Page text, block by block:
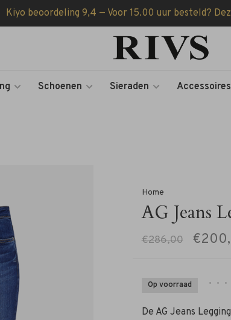
Kiyo beoordeling 9,4 — Voor 15.00 uur besteld?
Schoenen Sieraden Accessoires
Home
AG Jeans
€286,00
Op voorraad • • •
De AG Jeans